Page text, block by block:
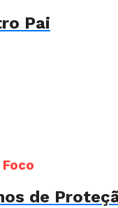
Pai
de